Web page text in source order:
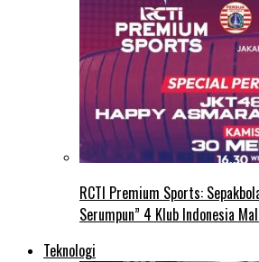
RCTI Premium Sports:
Serumpun” 4 Klub Indonesia
Teknologi